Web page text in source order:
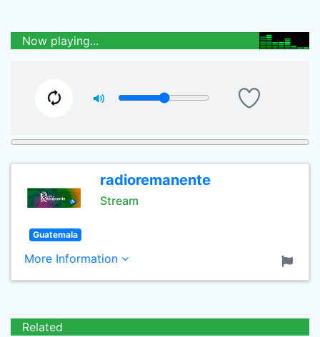
Now playing...
radioremanente
Stream
Guatemala
More Information
Related